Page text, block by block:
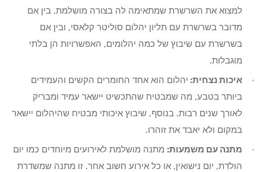
למצוא את השרשרת שמתאימה לה בצורה מושלמת. בין אם
מדובר בשרשרת עם תליון יהלום סוליטר קלאסי, ובין אם
בשרשרת עם שיבוץ של כמה יהלומים, האפשרויות הן בלתי
מוגבלות.
איכות נצחית: יהלום הוא אחד החומרים הקשים והעמידים
ביותר בטבע, מה שמבטיח שהתכשיט יישאר עמיד ומבריק
לאורך שנים רבות. בנוסף, שיבוץ איכותי מבטיח שהיהלום יישאר
במקום ולא יאבד את זוהרו.
מתנה עם משמעות: מתנה מושלמת לאירועים מיוחדים כמו יום
הולדת, יום נישואין, או כל אירוע חשוב אחר. זו מתנה שמשדרת